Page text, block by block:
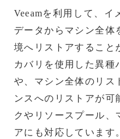
Veeamを利用して、
データからマシン全体
境へリストアすること
カバリを使用した異種
や、マシン全体のリス
ンスへのリストアが可
クやリソースプール、
アにも対応しています